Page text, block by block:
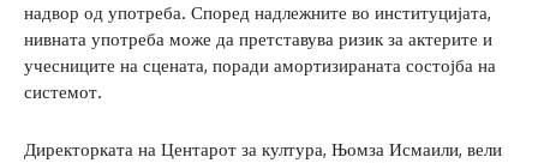
надвор од употреба. Според надлежните во институцијата,
нивната употреба може да претставува ризик за актерите и
учесниците на сцената, поради амортизираната состојба на
системот.
Директорката на Центарот за култура, Њомза Исмаили, вели